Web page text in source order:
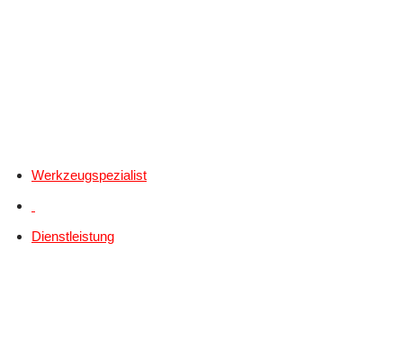
Werkzeugspezialist
Dienstleistung